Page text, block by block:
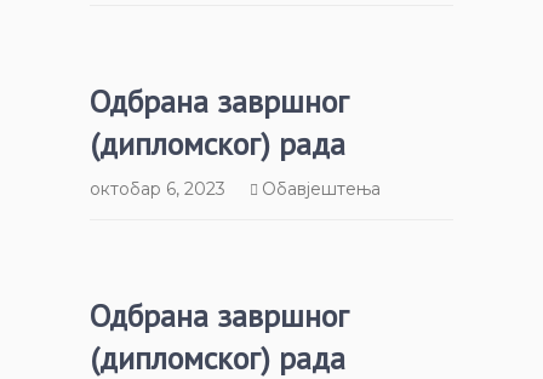
Одбрана завршног
(дипломског) рада
октобар 6, 2023 Обавјештења
Одбрана завршног
(дипломског) рада